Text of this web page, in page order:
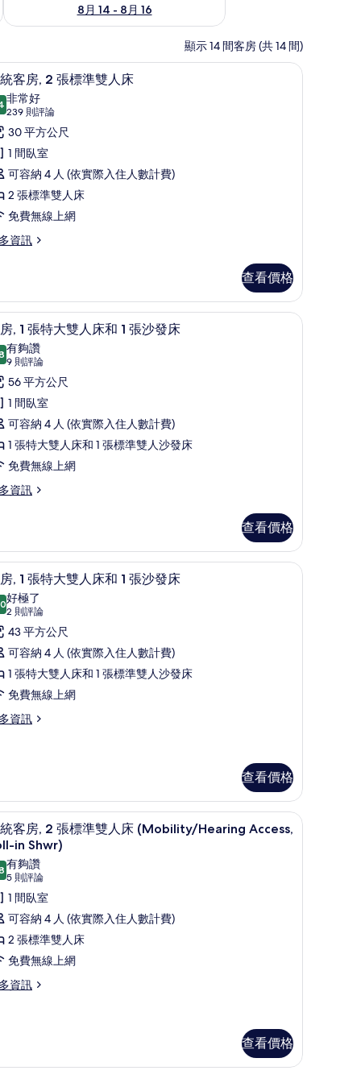
8月 14 - 8月 16
顯示 14 間客房 (共 14 間)
高級寢具、羽絨被、客房內保險箱、書桌
7 客房, 2 張標準雙人床
分，滿分 10 分
非常好
239 則評論
(239
則
評
論)
30 平方公尺
1 間臥室
可容納 4 人 (依實際入住人數計費)
2 張標準雙人床
免費無線上網
資訊
查看價格
套房, 1 張特大雙人床和 1 張沙發床 | 高級寢具
9 , 1 張特大雙人床和 1 張沙發床
分，滿分 10 分
有夠讚
9 則評論
(9
則
評
論)
56 平方公尺
1 間臥室
可容納 4 人 (依實際入住人數計費)
1 張特大雙人床和 1 張標準雙人沙發床
免費無線上網
資訊
查看價格
絨被、客房內保險箱、書桌 套房, 1 張特大雙人床和 1 張沙發床 | 會議設施
10, 1 張特大雙人床和 1 張沙發床
分，滿分 10 分
好極了
2 則評論
(2
則
評
論)
43 平方公尺
可容納 4 人 (依實際入住人數計費)
1 張特大雙人床和 1 張標準雙人沙發床
免費無線上網
資訊
查看價格
高級寢具、羽絨被、客房內保險箱、書桌
7 客房, 2 張標準雙人床 (Mobility/Hearing Access,
in Shwr)
分，滿分 10 分
有夠讚
5 則評論
(5
則
評
論)
1 間臥室
可容納 4 人 (依實際入住人數計費)
2 張標準雙人床
免費無線上網
資訊
查看價格